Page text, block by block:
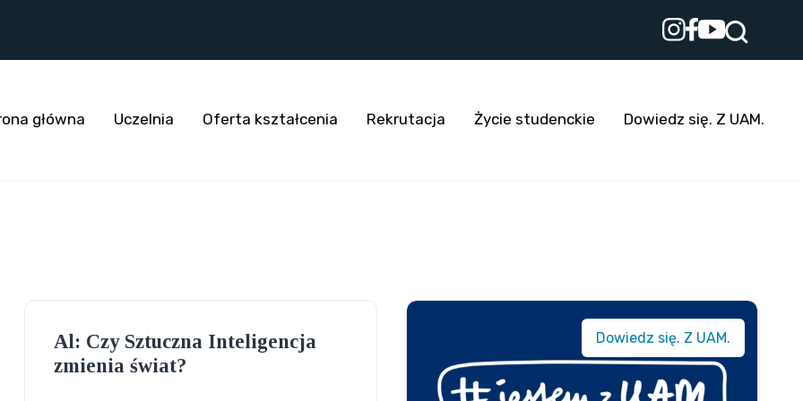
główna Uczelnia Oferta kształcenia Rekrutacja Życie studenckie Dowiedz się. Z UAM.
Al: Czy Sztuczna Inteligencja
zmienia świat?
Dowiedz się. Z UAM.